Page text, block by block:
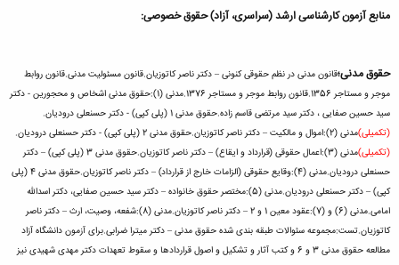
منابع آزمون کارشناسی ارشد (سراسری، آزاد) حقوق خصوصی:
حقوق مدنی؛قانون مدنی در نظم حقوقی کنونی – دکتر ناصر کاتوزیان.قانون مسئولیت مدنی.قانون روابط
موجر و مستاجر 1356.
قانون روابط موجر و مستاجر 1376. مدنی (1):
حقوق مدنی اشخاص و محجورین - دکتر
سید حسین صفایی ، دکتر سید مرتضی قاسم زاده.حقوق مدنی 1 (پلی کپی) - دکتر حسنعلی درودیان.
(تکمیلی)مدنی (2): اموال و مالکیت – دکتر ناصر کاتوزیان.حقوق مدنی 2 (پلی کپی) - دکتر حسنعلی درودیان.
(تکمیلی)مدنی (3): اعمال حقوقی (قرارداد و ایقاع) – دکتر ناصر کاتوزیان.
حقوق مدنی 3 (پلی کپی) – دکتر
حسنعلی درودیان.مدنی (4): وقایع حقوقی (الزامات خارج از قرارداد) – دکتر ناصر کاتوزیان.
حقوق مدنی 4 (پلی
کپی) – دکتر حسنعلی درودیان.مدنی (5):
مختصر حقوق خانواده – دکتر سید حسین صفایی، دکتر اسدالله
امامی.مدنی (6) و (7): عقود معین 1 و 2 – دکتر ناصر کاتوزیان. مدنی (8):
شفعه، وصیت، ارث – دکتر ناصر
کاتوزیان.تست:مجموعه سئوالات طبقه بندی شده حقوق مدنی – دکتر میترا ضرابی.برای آزمون دانشگاه آزاد
مطالعه حقوق مدنی 3 و 6 و کتب آثار و تشکیل و اصول قراردادها و سقوط تعهدات دکتر مهدی شهیدی نیز